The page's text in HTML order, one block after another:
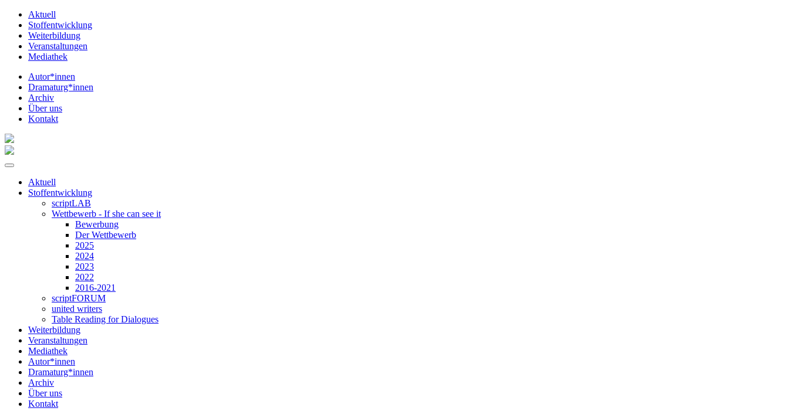
Aktuell
Stoffentwicklung
Weiterbildung
Veranstaltungen
Mediathek
Autor*innen
Dramaturg*innen
Archiv
Über uns
Kontakt
Aktuell
Stoffentwicklung
scriptLAB
Wettbewerb - If she can see it
Bewerbung
Der Wettbewerb
2025
2024
2023
2022
2016-2021
scriptFORUM
united writers
Table Reading for Dialogues
Weiterbildung
Veranstaltungen
Mediathek
Autor*innen
Dramaturg*innen
Archiv
Über uns
Kontakt